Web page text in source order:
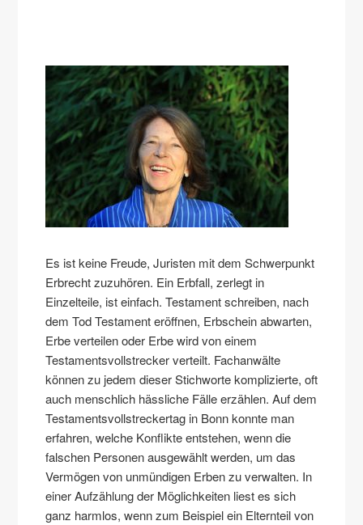
Es ist keine Freude, Juristen mit dem Schwerpunkt
Erbrecht zuzuhören. Ein Erbfall, zerlegt in
Einzelteile, ist einfach. Testament schreiben, nach
dem Tod Testament eröffnen, Erbschein abwarten,
Erbe verteilen oder Erbe wird von einem
Testamentsvollstrecker verteilt. Fachanwälte
können zu jedem dieser Stichworte komplizierte, oft
auch menschlich hässliche Fälle erzählen. Auf dem
Testamentsvollstreckertag in Bonn konnte man
erfahren, welche Konflikte entstehen, wenn die
falschen Personen ausgewählt werden, um das
Vermögen von unmündigen Erben zu verwalten. In
einer Aufzählung der Möglichkeiten liest es sich
ganz harmlos, wenn zum Beispiel ein Elternteil von